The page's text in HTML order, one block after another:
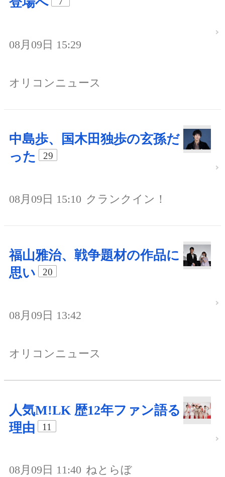
08月09日 15:29
オリコンニュース
中島歩、国木田独歩の玄孫だ
った
29
08月09日 15:10 クランクイン！
福山雅治、戦争題材の作品に
思い
20
08月09日 13:42
オリコンニュース
人気M!LK 歴12年ファン語る
理由
11
08月09日 11:40 ねとらぼ